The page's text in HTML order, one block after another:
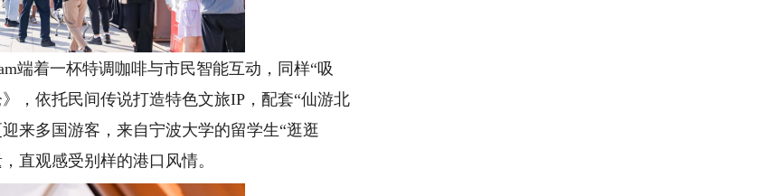
着一杯特调咖啡与市民智能互动，同样“吸
，依托民间传说打造特色文旅IP，配套“仙游北
来多国游客，来自宁波大学的留学生“逛逛
直观感受别样的港口风情。